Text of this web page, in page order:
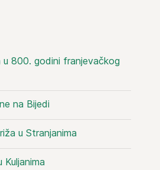
800. godini franjevačkog
na Bijedi
u Stranjanima
Kuljanima